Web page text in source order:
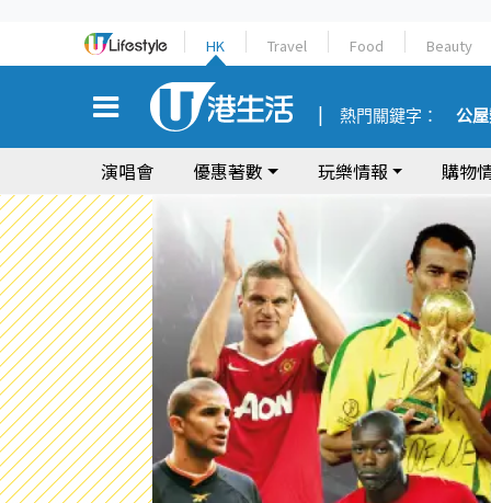
HK Travel Food Beauty
熱門關鍵字： 公
演唱會 優惠著數 玩樂情報 購物